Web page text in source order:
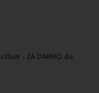
- ZA DARMO do